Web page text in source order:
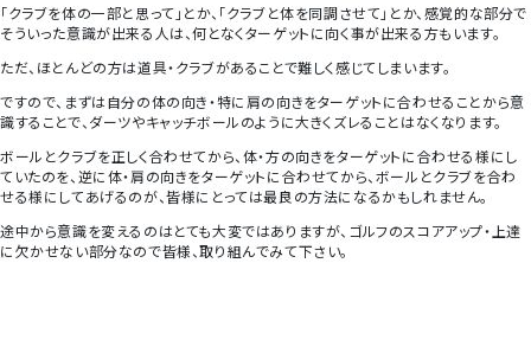
「クラブを体の一部と思って」とか、「クラブと体を同調させて」とか、感覚的な部分で
そういった意識が出来る人は、何となくターゲットに向く事が出来る方もいます。
ただ、ほとんどの方は道具・クラブがあることで難しく感じてしまいます。
ですので、まずは自分の体の向き・特に肩の向きをターゲットに合わせることから意
識することで、ダーツやキャッチボールのように大きくズレることはなくなります。
ボールとクラブを正しく合わせてから、体・方の向きをターゲットに合わせる様にし
ていたのを、逆に体・肩の向きをターゲットに合わせてから、ボールとクラブを合わ
せる様にしてあげるのが、皆様にとっては最良の方法になるかもしれません。
途中から意識を変えるのはとても大変ではありますが、ゴルフのスコアアップ・上達
に欠かせない部分なので皆様、取り組んでみて下さい。